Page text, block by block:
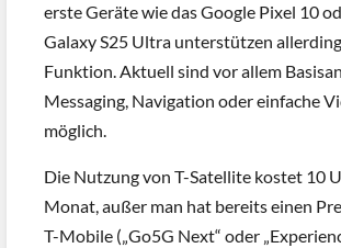
erste Geräte wie das Google Pixel 10
Galaxy S25 Ultra unterstützen
Funktion. Aktuell sind vor allem
Messaging, Navigation oder einfache
möglich.
Die Nutzung von T-Satellite kostet 10
Monat, außer man hat bereits einen
T-Mobile („Go5G Next“ oder